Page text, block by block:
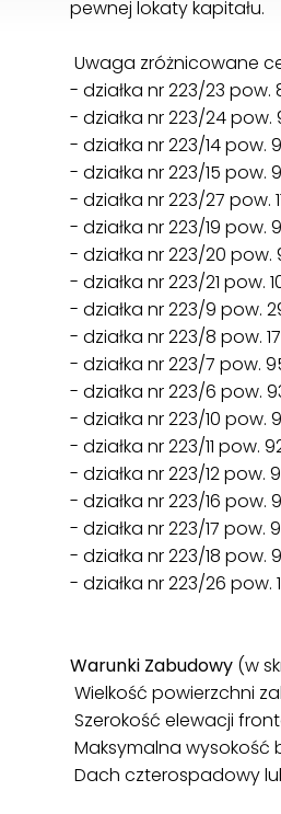
pewnej lokaty kapitału.
Uwaga zróżnicowane
- działka nr 223/23 pow.
- działka nr 223/24 pow.
- działka nr 223/14 pow.
- działka nr 223/15 pow.
- działka nr 223/27 pow.
- działka nr 223/19 pow.
- działka nr 223/20 pow.
- działka nr 223/21 pow.
- działka nr 223/9 pow.
- działka nr 223/8 pow.
- działka nr 223/7 pow.
- działka nr 223/6 pow.
- działka nr 223/10 pow.
- działka nr 223/11 pow.
- działka nr 223/12 pow.
- działka nr 223/16 pow.
- działka nr 223/17 pow.
- działka nr 223/18 pow.
- działka nr 223/26 pow.
Warunki Zabudowy (w
Wielkość powierzchni
Szerokość elewacji
Maksymalna wysokość
Dach czterospadowy